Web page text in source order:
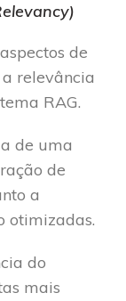
de
relevância
RAG.
de uma
de
a
otimizadas.
do
mais